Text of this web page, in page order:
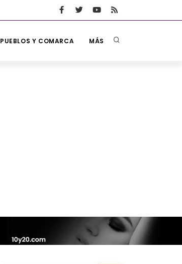
PUEBLOS Y COMARCA MÁS